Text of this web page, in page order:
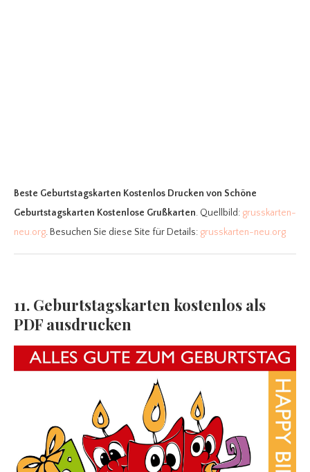
Beste Geburtstagskarten Kostenlos Drucken von Schöne
Geburtstagskarten Kostenlose Grußkarten. Quellbild: grusskarten-
neu.org. Besuchen Sie diese Site für Details: grusskarten-neu.org
11. Geburtstagskarten kostenlos als
PDF ausdrucken